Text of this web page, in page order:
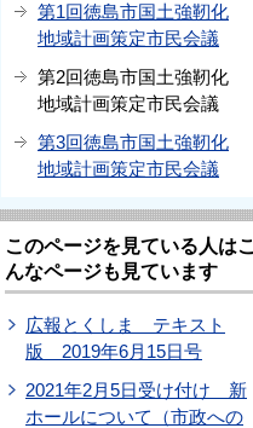
第1回徳島市国土強靭化
地域計画策定市民会議
第2回徳島市国土強靭化
地域計画策定市民会議
第3回徳島市国土強靭化
地域計画策定市民会議
このページを見ている人はこ
んなページも見ています
広報とくしま テキスト
版 2019年6月15日号
2021年2月5日受け付け 新
ホールについて（市政への